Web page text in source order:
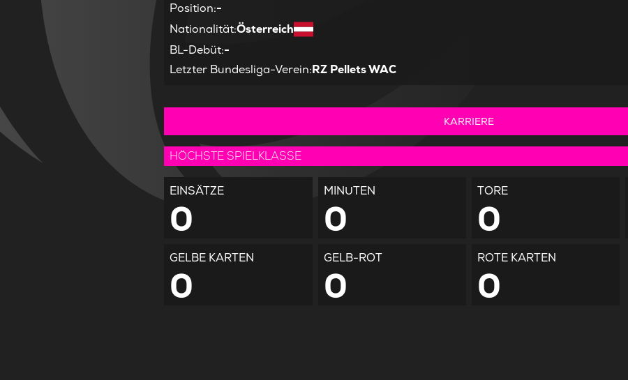
Position:-
Nationalität:Österreich
BL-Debüt:-
Letzter Bundesliga-Verein:RZ Pellets WAC
KARRIERE
HÖCHSTE SPIELKLASSE
EINSÄTZE
0
MINUTEN
0
TORE
0
GELBE KARTEN
0
GELB-ROT
0
ROTE KARTEN
0